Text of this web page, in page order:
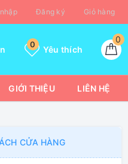
Đăng ký Giỏ hàng
0
Yêu thích
0
GIỚI THIỆU LIÊN HỆ
CỬA HÀNG